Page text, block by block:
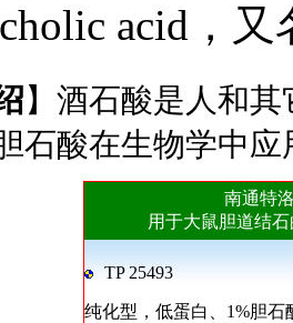
acid，又
】酒石酸是人和
石酸在生物学中
南通特
用于大鼠胆道结
TP 25493
纯化型，低蛋白、1%胆石